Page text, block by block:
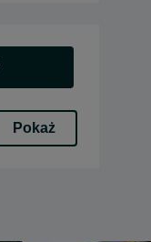
Pokaż